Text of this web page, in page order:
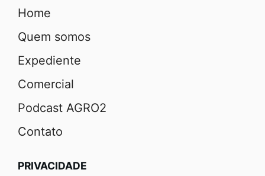
Home
Quem somos
Expediente
Comercial
Podcast AGRO2
Contato
PRIVACIDADE